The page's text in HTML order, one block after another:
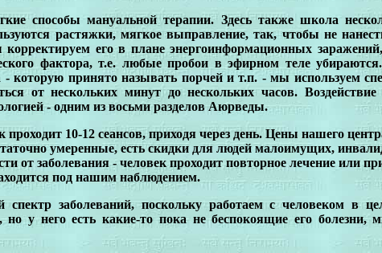
способы мануальной терапии. Здесь также школа
растяжки, мягкое выправление, так, чтобы не
его в плане энергоинформационных
фактора, т.е. любые пробои в эфирном теле
- которую принято называть порчей и т.п. - мы используем
от нескольких минут до нескольких часов. Воздействие
- одним из восьми разделов Аюрведы.
10-12 сеансов, приходя через день. Цены нашего
умеренные, есть скидки для людей малоимущих,
от заболевания - человек проходит повторное лечение или
под нашим наблюдением.
заболеваний, поскольку работаем с человеком в
но у него есть какие-то пока не беспокоящие его